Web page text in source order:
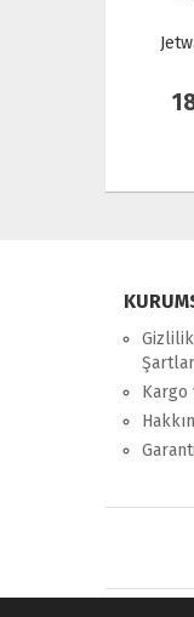
Kargo